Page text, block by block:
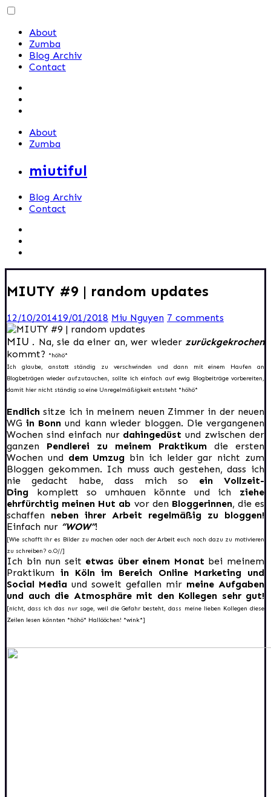
Skip
contentAbout
Zumba
Blog Archiv
Contact
About
Zumba
miutiful
Blog Archiv
Contact
MIUTY #9 | random updates
12/10/201419/01/2018 Miu Nguyen 7 comments
MIU . Na, sie da einer an, wer wieder zurückgekrochen
kommt? *höhö*
Ich glaube, anstatt ständig zu verschwinden und dann mit einem Haufen an
Blogbeträgen wieder aufzutauchen, sollte ich einfach auf ewig Blogbeiträge vorbereiten,
damit hier nicht ständig so eine Unregelmäßigkeit entsteht *höhö*
Endlichsitze ich in meinem neuen Zimmer in der neuen
WG in Bonn und kann wieder bloggen. Die vergangenen
Wochen sind einfach nurdahingedüst und zwischen der
ganzen Pendlerei zu meinem Praktikum die ersten
Wochen und dem Umzug bin ich leider gar nicht zum
Bloggen gekommen. Ich muss auch gestehen, dass ich
nie gedacht habe, dass mich so ein Vollzeit-
Ding komplett so umhauen könnte und ich ziehe
ehrfürchtig meinen Hut ab vor den Bloggerinnen, die es
schaffen neben ihrer Arbeit regelmäßig zu bloggen!
Einfach nur “WOW”!
[Wie schafft ihr es Bilder zu machen oder nach der Arbeit euch noch dazu zu motivieren
zu schreiben? o.O//]
Ich bin nun seit etwas über einem Monat bei meinem
Praktikum in Köln im Bereich Online Marketing und
Social Media und soweit gefallen mir meine Aufgaben
und auch die Atmosphäre mit den Kollegen sehr gut!
[nicht, dass ich das nur sage, weil die Gefahr besteht, dass meine lieben Kollegen diese
Zeilen lesen könnten *höhö* Hallööchen! *wink*]